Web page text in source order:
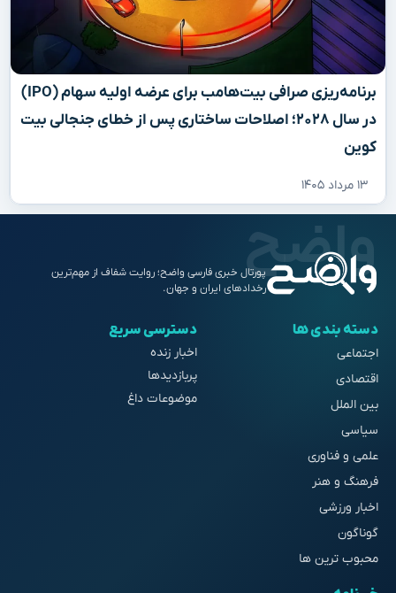
برنامه‌ریزی صرافی بیت‌هامب برای عرضه اولیه سهام (IPO)
در سال ۲۰۲۸؛ اصلاحات ساختاری پس از خطای جنجالی بیت
کوین
۱۳ مرداد ۱۴۰۵
پورتال خبری فارسی واضح؛ روایت شفاف از مهم‌ترین
رخدادهای ایران و جهان.
دسته بندی ها
اجتماعی
اقتصادی
بین الملل
سیاسی
علمی و فناوری
فرهنگ و هنر
اخبار ورزشی
گوناگون
محبوب ترین ها
دسترسی سریع
اخبار زنده
پربازدیدها
موضوعات داغ